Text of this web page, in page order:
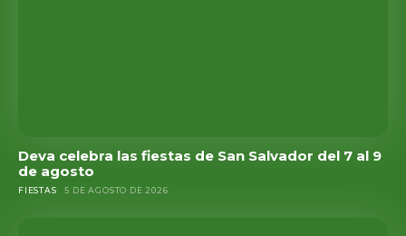
Deva celebra las fiestas de San Salvador del 7 al 9
de agosto
FIESTAS 5 DE AGOSTO DE 2026